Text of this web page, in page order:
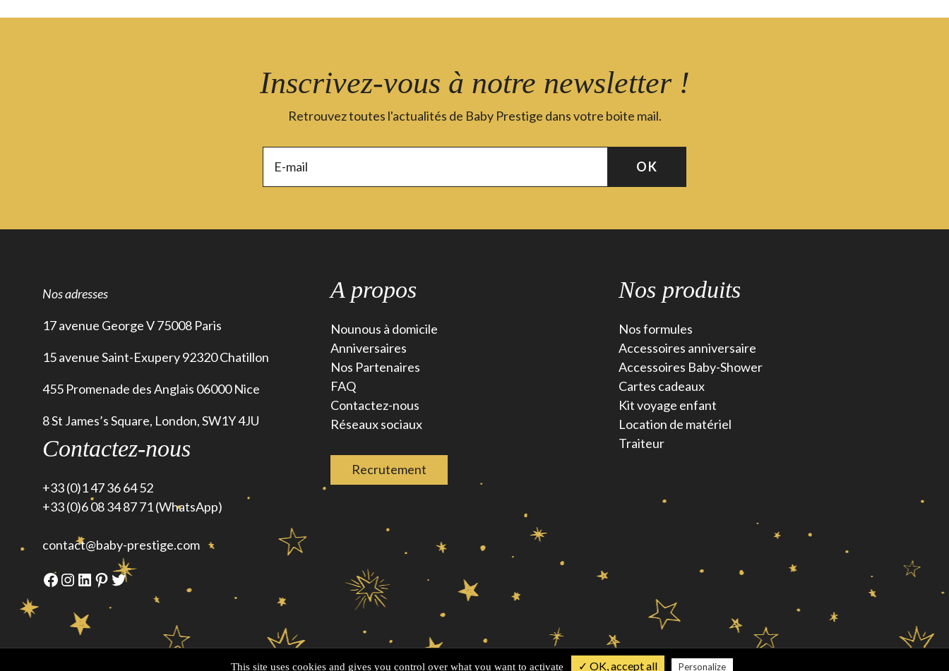
Inscrivez-vous à notre newsletter !
Retrouvez toutes l'actualités de Baby Prestige dans votre boite mail.
Nos adresses
17 avenue George V 75008 Paris
15 avenue Saint-Exupery 92320 Chatillon
455 Promenade des Anglais 06000 Nice
8 St James’s Square, London, SW1Y 4JU
Contactez-nous
+33 (0)1 47 36 64 52
+33 (0)6 08 34 87 71 (WhatsApp)
contact@baby-prestige.com
Facebook
Instagram
LinkedIn
Pinterest
Twitter
A propos
Nounous à domicile
Anniversaires
Nos Partenaires
FAQ
Contactez-nous
Réseaux sociaux
Recrutement
Nos produits
Nos formules
Accessoires anniversaire
Accessoires Baby-Shower
Cartes cadeaux
Kit voyage enfant
Location de matériel
Traiteur
Conditions générales de vente Mentions légales Plan de site
This site uses cookies and gives you control over what you want to activate ✓ OK, accept all Personalize